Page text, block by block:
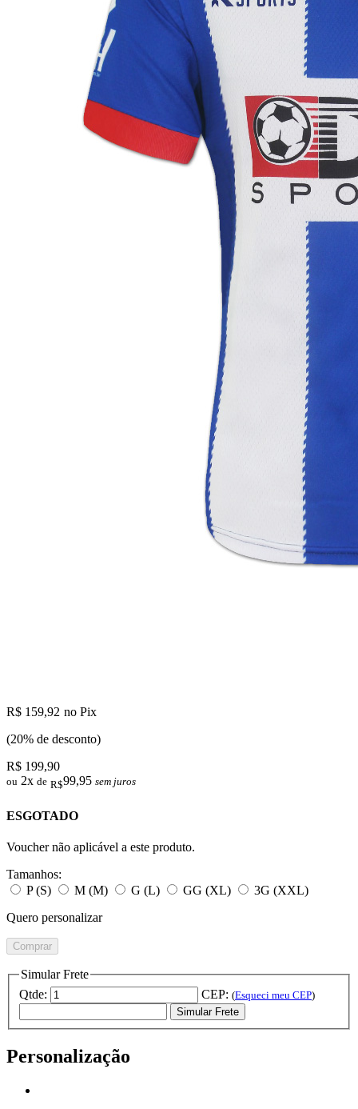
R$ 159,92 no Pix
(20% de desconto)
R$ 199,90
ou 2x de R$99,95 sem juros
ESGOTADO
Voucher não aplicável a este produto.
Tamanhos:
P (S)
M (M) G (L) GG (XL)
3G (XXL)
Quero personalizar
Comprar
Simular Frete
Qtde:
CEP: (Esqueci meu CEP)
Simular Frete
Personalização